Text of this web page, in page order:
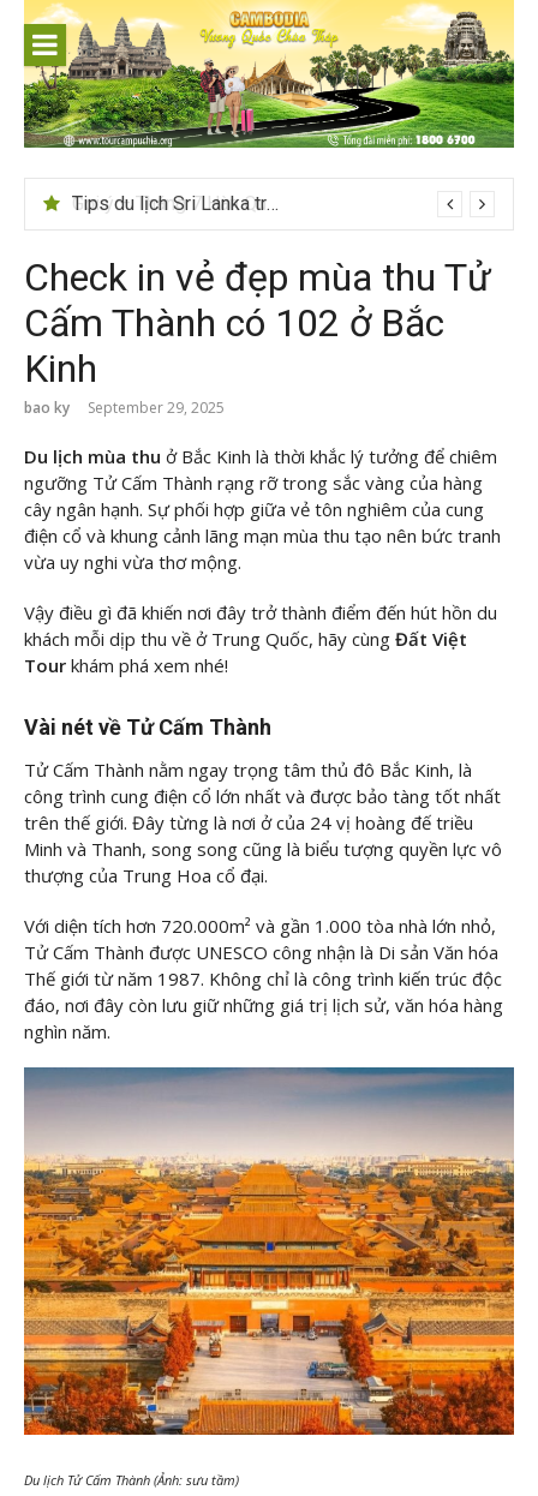
content
Tips du lịch Sri Lanka trọn vẹn cho người mới
Check in vẻ đẹp mùa thu Tử
Cấm Thành có 102 ở Bắc
Kinh
bao ky September 29, 2025
Du lịch mùa thu ở Bắc Kinh là thời khắc lý tưởng để chiêm
ngưỡng Tử Cấm Thành rạng rỡ trong sắc vàng của hàng
cây ngân hạnh. Sự phối hợp giữa vẻ tôn nghiêm của cung
điện cổ và khung cảnh lãng mạn mùa thu tạo nên bức tranh
vừa uy nghi vừa thơ mộng.
Vậy điều gì đã khiến nơi đây trở thành điểm đến hút hồn du
khách mỗi dịp thu về ở Trung Quốc, hãy cùng Đất Việt
Tour khám phá xem nhé!
Vài nét về Tử Cấm Thành
Tử Cấm Thành nằm ngay trọng tâm thủ đô Bắc Kinh, là
công trình cung điện cổ lớn nhất và được bảo tàng tốt nhất
trên thế giới. Đây từng là nơi ở của 24 vị hoàng đế triều
Minh và Thanh, song song cũng là biểu tượng quyền lực vô
thượng của Trung Hoa cổ đại.
Với diện tích hơn 720.000m² và gần 1.000 tòa nhà lớn nhỏ,
Tử Cấm Thành được UNESCO công nhận là Di sản Văn hóa
Thế giới từ năm 1987. Không chỉ là công trình kiến trúc độc
đáo, nơi đây còn lưu giữ những giá trị lịch sử, văn hóa hàng
nghìn năm.
Du lịch Tử Cấm Thành (Ảnh: sưu tầm)